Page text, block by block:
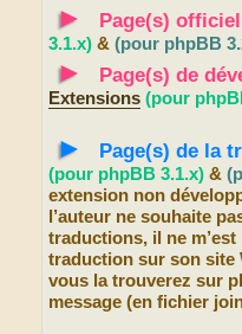
► Page(s)
3.1.x) & (pour phpBB
► Page(s) de
Extensions (pour
► Page(s) de la
(pour phpBB 3.1.x) &
extension non
l’auteur ne souhaite
traductions, il ne
traduction sur son site
vous la trouverez sur
message (en fichier